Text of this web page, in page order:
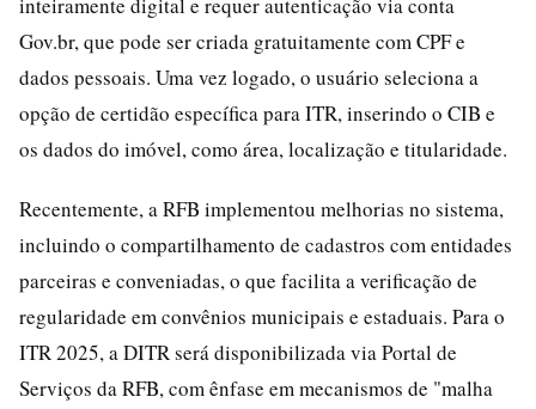
Gov.br, que pode ser criada gratuitamente com CPF e
dados pessoais. Uma vez logado, o usuário seleciona a
opção de certidão específica para ITR, inserindo o CIB e
os dados do imóvel, como área, localização e titularidade.
Recentemente, a RFB implementou melhorias no sistema,
incluindo o compartilhamento de cadastros com entidades
parceiras e conveniadas, o que facilita a verificação de
regularidade em convênios municipais e estaduais. Para o
ITR 2025, a DITR será disponibilizada via Portal de
Serviços da RFB, com ênfase em mecanismos de "malha